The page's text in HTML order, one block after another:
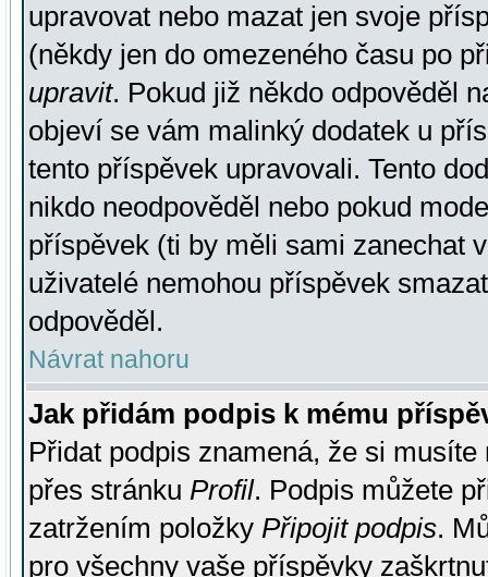
upravovat nebo mazat jen svoje
(někdy jen do omezeného času po
upravit. Pokud již někdo odpověděl
objeví se vám malinký dodatek u
tento příspěvek upravovali. Tento
nikdo neodpověděl nebo pokud
příspěvek (ti by měli sami zanechat
uživatelé nemohou příspěvek
odpověděl.
Návrat nahoru
Jak přidám podpis k mému
Přidat podpis znamená, že si
přes stránku Profil. Podpis můžete
zatržením položky Připojit podpis.
pro všechny vaše příspěvky